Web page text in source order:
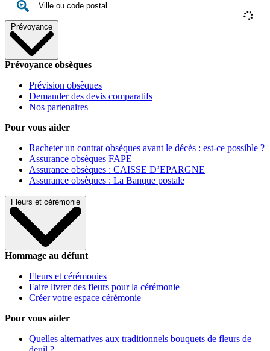
Prévoyance
Prévoyance obsèques
Prévision obsèques
Demander des devis comparatifs
Nos partenaires
Pour vous aider
Racheter un contrat obsèques avant le décès : est-ce possible ?
Assurance obsèques FAPE
Assurance obsèques : CAISSE D’EPARGNE
Assurance obsèques : La Banque postale
Fleurs et cérémonie
Hommage au défunt
Fleurs et cérémonies
Faire livrer des fleurs pour la cérémonie
Créer votre espace cérémonie
Pour vous aider
Quelles alternatives aux traditionnels bouquets de fleurs de